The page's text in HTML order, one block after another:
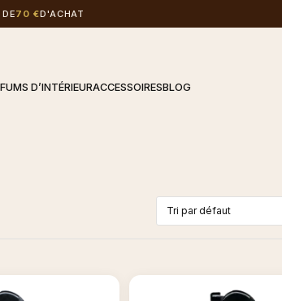
70 €D'ACHAT
D’INTÉRIEURACCESSOIRESBLOG